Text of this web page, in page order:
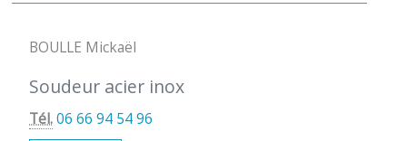
BOULLE Mickaël
Soudeur acier inox
Tél.06 66 94 54 96